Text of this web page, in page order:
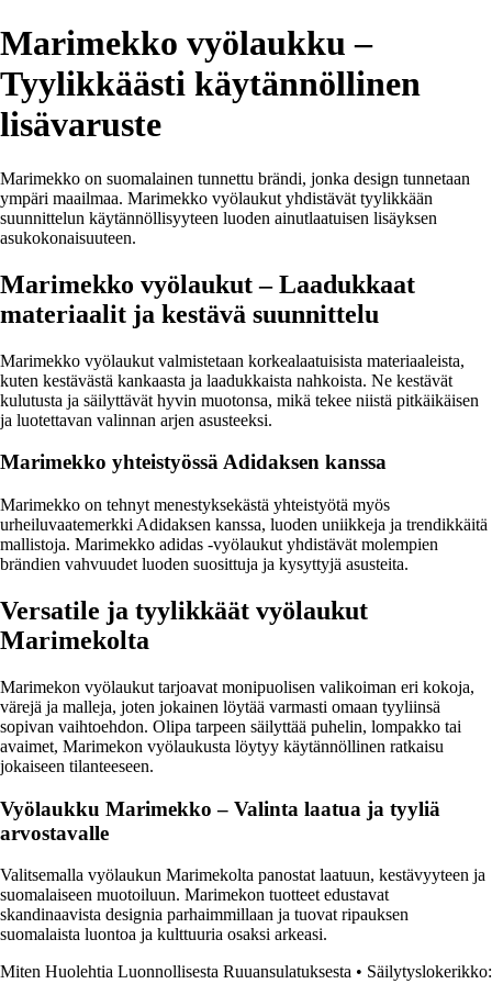
Marimekko vyölaukku –
Tyylikkäästi käytännöllinen
lisävaruste
Marimekko on suomalainen tunnettu brändi, jonka design tunnetaan
ympäri maailmaa. Marimekko vyölaukut yhdistävät tyylikkään
suunnittelun käytännöllisyyteen luoden ainutlaatuisen lisäyksen
asukokonaisuuteen.
Marimekko vyölaukut – Laadukkaat
materiaalit ja kestävä suunnittelu
Marimekko vyölaukut valmistetaan korkealaatuisista materiaaleista,
kuten kestävästä kankaasta ja laadukkaista nahkoista. Ne kestävät
kulutusta ja säilyttävät hyvin muotonsa, mikä tekee niistä pitkäikäisen
ja luotettavan valinnan arjen asusteeksi.
Marimekko yhteistyössä Adidaksen kanssa
Marimekko on tehnyt menestyksekästä yhteistyötä myös
urheiluvaatemerkki Adidaksen kanssa, luoden uniikkeja ja trendikkäitä
mallistoja. Marimekko adidas -vyölaukut yhdistävät molempien
brändien vahvuudet luoden suosittuja ja kysyttyjä asusteita.
Versatile ja tyylikkäät vyölaukut
Marimekolta
Marimekon vyölaukut tarjoavat monipuolisen valikoiman eri kokoja,
värejä ja malleja, joten jokainen löytää varmasti omaan tyyliinsä
sopivan vaihtoehdon. Olipa tarpeen säilyttää puhelin, lompakko tai
avaimet, Marimekon vyölaukusta löytyy käytännöllinen ratkaisu
jokaiseen tilanteeseen.
Vyölaukku Marimekko – Valinta laatua ja tyyliä
arvostavalle
Valitsemalla vyölaukun Marimekolta panostat laatuun, kestävyyteen ja
suomalaiseen muotoiluun. Marimekon tuotteet edustavat
skandinaavista designia parhaimmillaan ja tuovat ripauksen
suomalaista luontoa ja kulttuuria osaksi arkeasi.
Miten Huolehtia Luonnollisesta Ruuansulatuksesta • Säilytyslokerikko: